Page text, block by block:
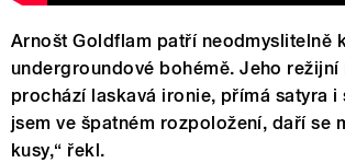
Arnošt Goldflam patří neodmyslitelně
undergroundové bohémě. Jeho
prochází laskavá ironie, přímá satyra i
jsem ve špatném rozpoložení, daří se
kusy,“ řekl.